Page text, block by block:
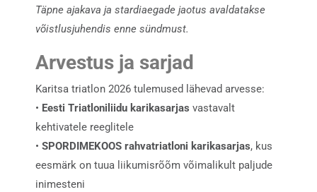
Täpne ajakava ja stardiaegade jaotus avaldatakse
võistlusjuhendis enne sündmust.
Arvestus ja sarjad
Karitsa triatlon 2026 tulemused lähevad arvesse:
• Eesti Triatloniliidu karikasarjas vastavalt
kehtivatele reeglitele
• SPORDIMEKOOS rahvatriatloni karikasarjas, kus
eesmärk on tuua liikumisrõõm võimalikult paljude
inimesteni